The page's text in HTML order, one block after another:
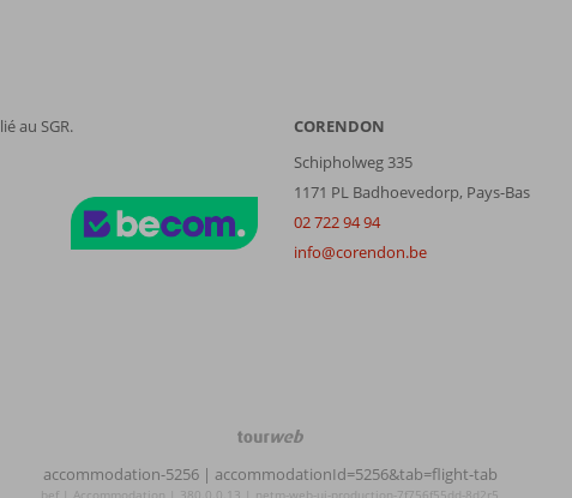
au SGR.
CORENDON
Schipholweg 335
1171 PL Badhoevedorp, Pays-Bas
02 722 94 94
info@corendon.be
TourWeb
NetMatch
accommodation-5256 | accommodationId=5256&tab=flight-tab
bef | Accommodation | 380.0.0.13 | netm-web-ui-production-7f756f55dd-8d2r5